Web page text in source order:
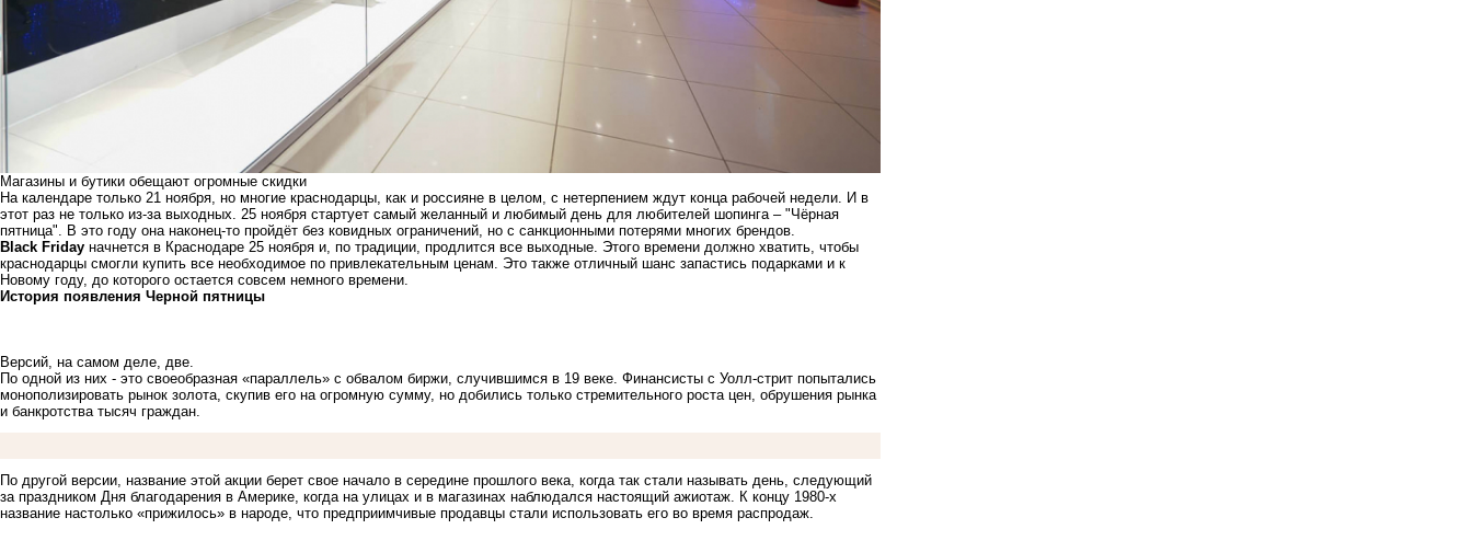
Магазины и бутики обещают огромные скидки
На календаре только 21 ноября, но многие краснодарцы, как и россияне в целом, с нетерпением ждут конца рабочей недели. И в
этот раз не только из-за выходных. 25 ноября стартует самый желанный и любимый день для любителей шопинга – "Чёрная
пятница". В это году она наконец-то пройдёт без ковидных ограничений, но с санкционными потерями многих брендов.
Black Friday начнется в Краснодаре 25 ноября и, по традиции, продлится все выходные. Этого времени должно хватить, чтобы
краснодарцы смогли купить все необходимое по привлекательным ценам. Это также отличный шанс запастись подарками и к
Новому году, до которого остается совсем немного времени.
История появления Черной пятницы
Версий, на самом деле, две.
По одной из них - это своеобразная «параллель» с обвалом биржи, случившимся в 19 веке. Финансисты с Уолл-стрит попытались
монополизировать рынок золота, скупив его на огромную сумму, но добились только стремительного роста цен, обрушения рынка
и банкротства тысяч граждан.
По другой версии, название этой акции берет свое начало в середине прошлого века, когда так стали называть день, следующий
за праздником Дня благодарения в Америке, когда на улицах и в магазинах наблюдался настоящий ажиотаж. К концу 1980-х
название настолько «прижилось» в народе, что предприимчивые продавцы стали использовать его во время распродаж.